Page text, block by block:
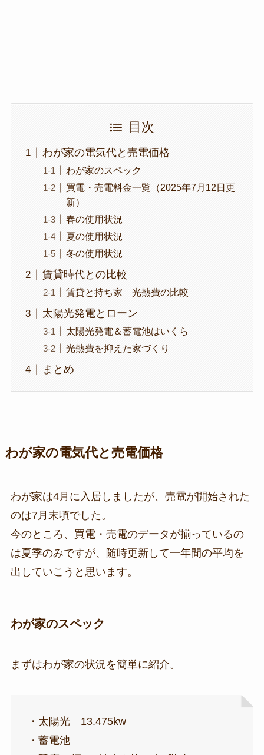
目次
わが家の電気代と売電価格
わが家のスペック
買電・売電料金一覧（2025年7月12日更
新）
春の使用状況
夏の使用状況
冬の使用状況
賃貸時代との比較
賃貸と持ち家 光熱費の比較
太陽光発電とローン
太陽光発電＆蓄電池はいくら
光熱費を抑えた家づくり
まとめ
わが家の電気代と売電価格
わが家は4月に入居しましたが、売電が開始された
のは7月末頃でした。
今のところ、買電・売電のデータが揃っているの
は夏季のみですが、随時更新して一年間の平均を
出していこうと思います。
わが家のスペック
まずはわが家の状況を簡単に紹介。
・太陽光 13.475kw
・蓄電池